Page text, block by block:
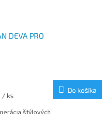
DEVA PRO
/ ks
Do košíka